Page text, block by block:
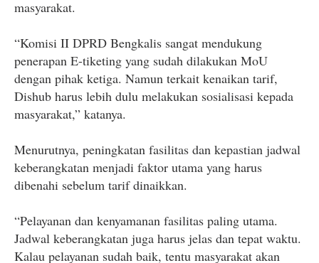
masyarakat.
“Komisi II DPRD Bengkalis sangat mendukung
penerapan E-tiketing yang sudah dilakukan MoU
dengan pihak ketiga. Namun terkait kenaikan tarif,
Dishub harus lebih dulu melakukan sosialisasi kepada
masyarakat,” katanya.
Menurutnya, peningkatan fasilitas dan kepastian jadwal
keberangkatan menjadi faktor utama yang harus
dibenahi sebelum tarif dinaikkan.
“Pelayanan dan kenyamanan fasilitas paling utama.
Jadwal keberangkatan juga harus jelas dan tepat waktu.
Kalau pelayanan sudah baik, tentu masyarakat akan